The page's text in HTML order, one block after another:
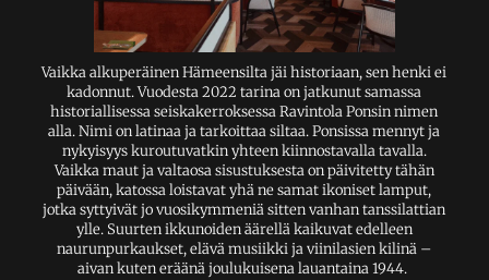
Vaikka alkuperäinen Hämeensilta jäi historiaan, sen henki ei
kadonnut. Vuodesta 2022 tarina on jatkunut samassa
historiallisessa seiskakerroksessa Ravintola Ponsin nimen
alla. Nimi on latinaa ja tarkoittaa siltaa. Ponsissa mennyt ja
nykyisyys kuroutuvatkin yhteen kiinnostavalla tavalla.
Vaikka maut ja valtaosa sisustuksesta on päivitetty tähän
päivään, katossa loistavat yhä ne samat ikoniset lamput,
jotka syttyivät jo vuosikymmeniä sitten vanhan tanssilattian
ylle. Suurten ikkunoiden äärellä kaikuvat edelleen
naurunpurkaukset, elävä musiikki ja viinilasien kilinä –
aivan kuten eräänä joulukuisena lauantaina 1944.